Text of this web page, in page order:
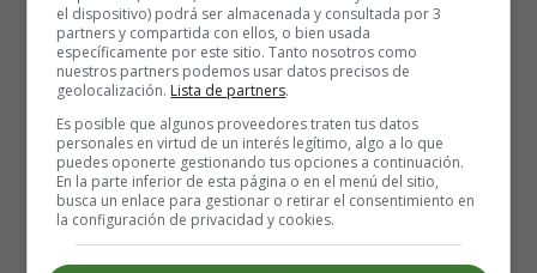
niños para hacer valer sus derechos. Se pueden
configurar obstáculos que representen barreras para el
acceso a la educación, la salud y otros derechos. Los
niños deben superar estos obstáculos y discutir cómo
pueden hacer valer sus derechos en situaciones
similares.
Ejemplo: Los organizadores pueden colocar obstáculos
que representen barreras para la educación, como una
el dispositivo) podrá ser almacenada y consultada por 3
partners y compartida con ellos, o bien usada
específicamente por este sitio. Tanto nosotros como
nuestros partners podemos usar datos precisos de
geolocalización. Lista de partners.
Es posible que algunos proveedores traten tus datos
personales en virtud de un interés legítimo, algo a lo que
puedes oponerte gestionando tus opciones a continuación.
En la parte inferior de esta página o en el menú del sitio,
busca un enlace para gestionar o retirar el consentimiento en
la configuración de privacidad y cookies.